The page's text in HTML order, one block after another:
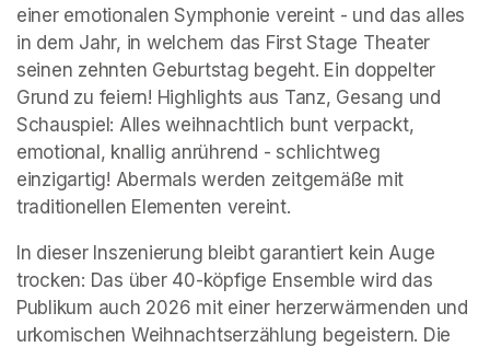
einer emotionalen Symphonie vereint - und das alles
in dem Jahr, in welchem das First Stage Theater
seinen zehnten Geburtstag begeht. Ein doppelter
Grund zu feiern! Highlights aus Tanz, Gesang und
Schauspiel: Alles weihnachtlich bunt verpackt,
emotional, knallig anrührend - schlichtweg
einzigartig! Abermals werden zeitgemäße mit
traditionellen Elementen vereint.
In dieser Inszenierung bleibt garantiert kein Auge
trocken: Das über 40-köpfige Ensemble wird das
Publikum auch 2026 mit einer herzerwärmenden und
urkomischen Weihnachtserzählung begeistern. Die